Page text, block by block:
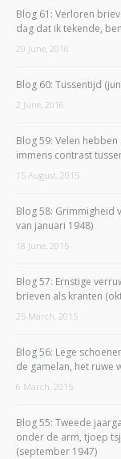
Blog 61: Verloren
dag dat ik tekende,
20 June, 2016
Blog 60: Tussentijd
2 June, 2016
Blog 59: Velen
immens contrast
15 August, 2015
Blog 58: Grimmigheid
van januari 1948)
18 June, 2015
Blog 57: Ernstige
brieven als kranten
25 March, 2015
Blog 56: Lege
de gamelan, het ruwe
6 March, 2015
Blog 55: Tweede
onder de arm, tjoep
(september 1947)